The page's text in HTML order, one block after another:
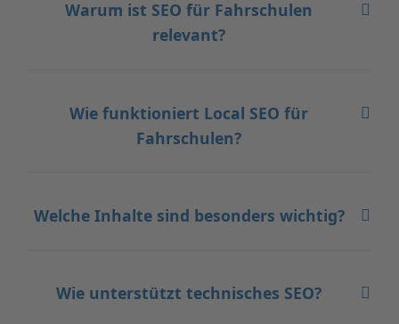
Warum ist SEO für Fahrschulen
relevant?
Wie funktioniert Local SEO für
Fahrschulen?
Welche Inhalte sind besonders wichtig?
Wie unterstützt technisches SEO?